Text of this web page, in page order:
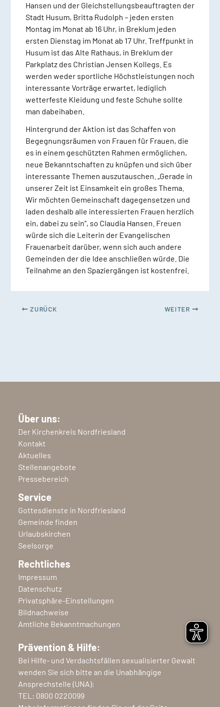
Hansen und der Gleichstellungsbeauftragten der
Stadt Husum, Britta Rudolph – jeden ersten
Montag im Monat ab 16 Uhr, in Breklum jeden
ersten Dienstag im Monat ab 17 Uhr. Treffpunkt in
Husum ist das Alte Rathaus, in Breklum der
Parkplatz des Christian Jensen Kollegs. Es
werden weder sportliche Höchstleistungen noch
interessante Vorträge erwartet, lediglich
wetterfeste Kleidung und feste Schuhe sollte
man dabeihaben.
Hintergrund der Aktion ist das Schaffen von
Begegnungsräumen von Frauen für Frauen, die
es in einem geschützten Rahmen ermöglichen,
neue Bekanntschaften zu knüpfen und sich über
interessante Themen auszutauschen. „Gerade in
unserer Zeit ist Einsamkeit ein großes Thema.
Wir möchten Gemeinschaft dagegensetzen und
laden deshalb alle interessierten Frauen herzlich
ein, dabei zu sein“, so Claudia Hansen. Freuen
würde sich die Leiterin der Evangelischen
Frauenarbeit darüber, wenn sich auch andere
Gemeinden der die Idee anschließen würde. Die
Teilnahme an den Spaziergängen ist kostenfrei.
ZURÜCK WEITER
Über uns:
Der Kirchenkreis Nordfriesland
Kontakt
Aktuelles
Stellenangebote
Pressebereich
Service
Gottesdienste in Nordfriesland
Gemeinde finden
Urlaubskirchen
Seelsorge
Rechtliches
Impressum
Datenschutz
Privatsphäre-Einstellungen
Bildnachweise
Amtliche Bekanntmachungen
Prävention & Hilfe:
Bei Hilfe- und Verdachtsfällen sexualisierter Gewalt
wenden Sie sich bitte an die Unabhängige
Ansprechstelle (UNA):
TEL: 0800 0220099